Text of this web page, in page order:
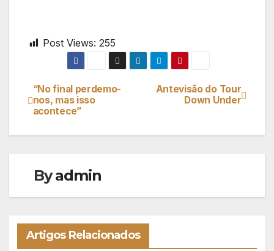
Post Views: 255
Navegação
de
Antevisão do Tour
Down Under
“No final perdemo-
nos, mas isso
acontece”
Byadmin
Artigos Relacionados